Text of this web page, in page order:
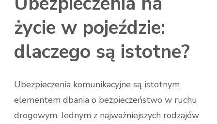
życie w pojeździe:
dlaczego są istotne?
Ubezpieczenia komunikacyjne są istotnym
elementem dbania o bezpieczeństwo w ruchu
drogowym. Jednym z najważniejszych rodzajów